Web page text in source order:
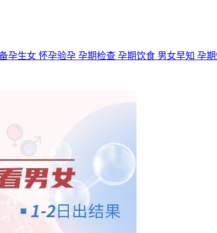
孕生女 怀孕验孕 孕期检查 孕期饮食 男女早知 孕